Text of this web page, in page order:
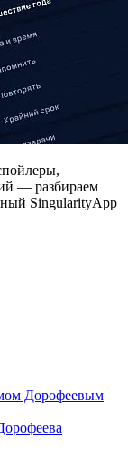
— разбираем
SingularityApp
Дорофеевым